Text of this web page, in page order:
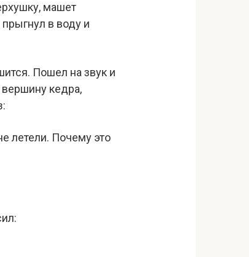
машет
в воду и
Пошел на звук и
вершину кедра,
летели. Почему это